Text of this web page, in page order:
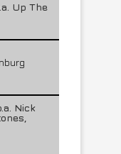
Up The
Nick